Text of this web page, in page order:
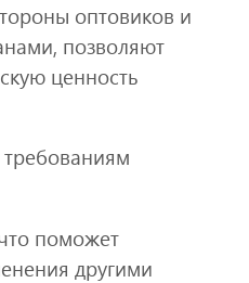
оптовиков и
позволяют
ценность
требованиям
поможет
другими